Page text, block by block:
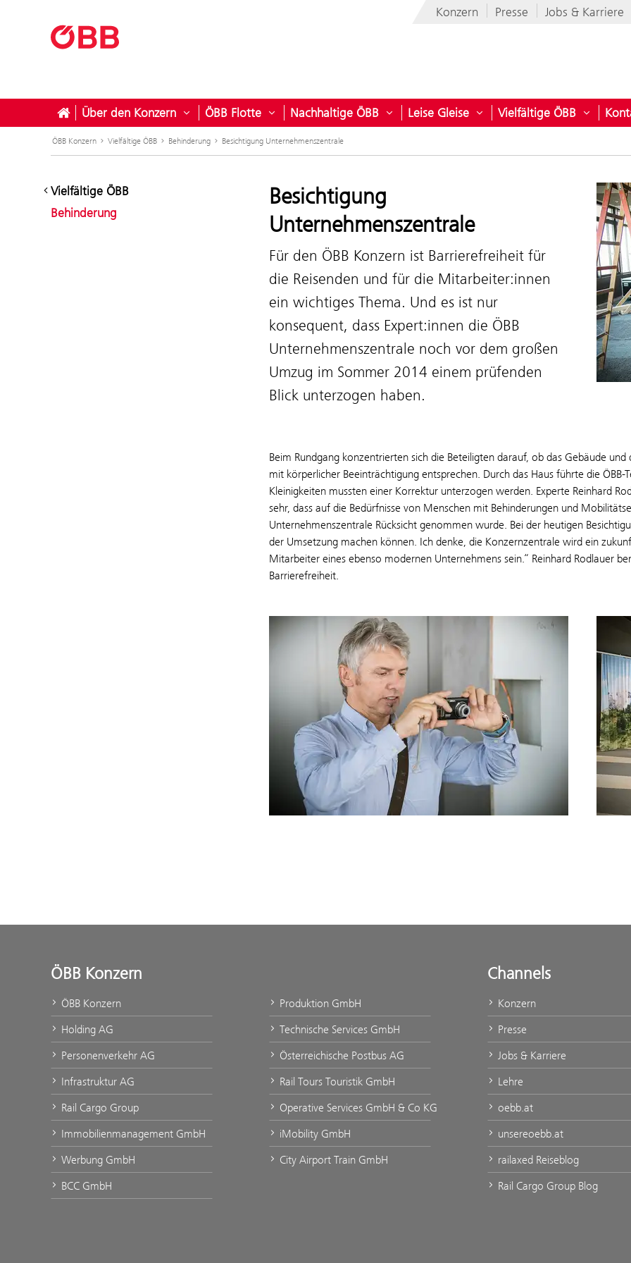
Konzern Presse Jobs & Karriere
Über den Konzern Untermenü öffnen für Über den Konzern
ÖBB Flotte Untermenü öffnen für ÖBB Flotte
Nachhaltige ÖBB Untermenü öffnen für Nachhaltige ÖBB
Leise Gleise Untermenü öffnen für Leise
Vielfältige ÖBB
ÖBB Konzern Vielfältige ÖBB Behinderung Besichtigung Unternehmenszentrale
Vielfältige ÖBB
Behinderung
Besichtigung
Unternehmenszentrale
Für den ÖBB Konzern ist Barrierefreiheit für
die Reisenden und für die Mitarbeiter:innen
ein wichtiges Thema. Und es ist nur
konsequent, dass Expert:innen die ÖBB
Unternehmenszentrale noch vor dem großen
Umzug im Sommer 2014 einem prüfenden
Blick unterzogen haben.
Beim Rundgang konzentrierten sich die Beteiligten darauf, ob das Gebäude
mit körperlicher Beeinträchtigung entsprechen. Durch das Haus führte die ÖBB-
Kleinigkeiten mussten einer Korrektur unterzogen werden. Experte Reinhard
sehr, dass auf die Bedürfnisse von Menschen mit Behinderungen und
Unternehmenszentrale Rücksicht genommen wurde. Bei der heutigen
der Umsetzung machen können. Ich denke, die Konzernzentrale wird ein
Mitarbeiter eines ebenso modernen Unternehmens sein.“ Reinhard Rodlauer
Barrierefreiheit.
ÖBB Konzern
ÖBB Konzern
Holding AG
Personenverkehr AG
Infrastruktur AG
Rail Cargo Group
Immobilienmanagement GmbH
Werbung GmbH
BCC GmbH
Produktion GmbH
Technische Services GmbH
Österreichische Postbus AG
Rail Tours Touristik GmbH
Operative Services GmbH & Co KG
iMobility GmbH
City Airport Train GmbH
Channels
Konzern
Presse
Jobs & Karriere
Lehre
oebb.at
unsereoebb.at
railaxed Reiseblog
Rail Cargo Group Blog